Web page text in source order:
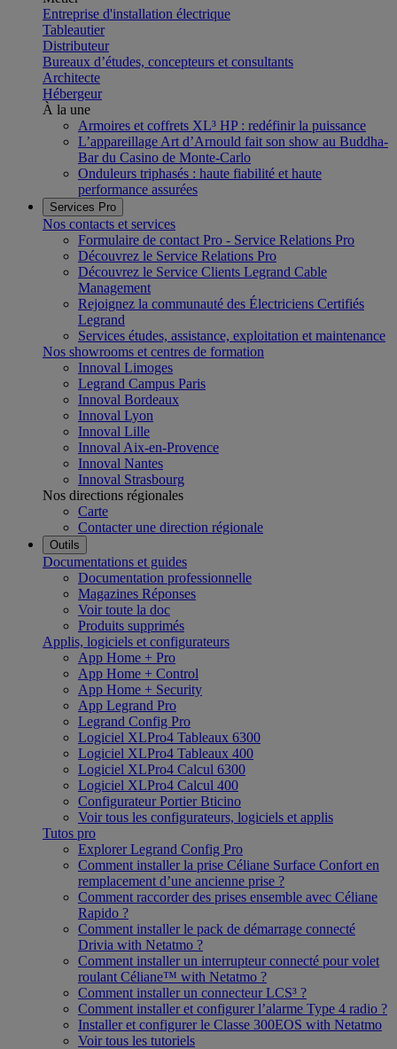
Entreprise d'installation électrique
Tableautier
Distributeur
Bureaux d’études, concepteurs et consultants
Architecte
Hébergeur
À la une
Armoires et coffrets XL³ HP : redéfinir la puissance
L’appareillage Art d’Arnould fait son show au Buddha-
Bar du Casino de Monte-Carlo
Onduleurs triphasés : haute fiabilité et haute
performance assurées
Services Pro
Nos contacts et services
Formulaire de contact Pro - Service Relations Pro
Découvrez le Service Relations Pro
Découvrez le Service Clients Legrand Cable
Management
Rejoignez la communauté des Électriciens Certifiés
Legrand
Services études, assistance, exploitation et maintenance
Nos showrooms et centres de formation
Innoval Limoges
Legrand Campus Paris
Innoval Bordeaux
Innoval Lyon
Innoval Lille
Innoval Aix-en-Provence
Innoval Nantes
Innoval Strasbourg
Nos directions régionales
Carte
Contacter une direction régionale
Outils
Documentations et guides
Documentation professionnelle
Magazines Réponses
Voir toute la doc
Produits supprimés
Applis, logiciels et configurateurs
App Home + Pro
App Home + Control
App Home + Security
App Legrand Pro
Legrand Config Pro
Logiciel XLPro4 Tableaux 6300
Logiciel XLPro4 Tableaux 400
Logiciel XLPro4 Calcul 6300
Logiciel XLPro4 Calcul 400
Configurateur Portier Bticino
Voir tous les configurateurs, logiciels et applis
Tutos pro
Explorer Legrand Config Pro
Comment installer la prise Céliane Surface Confort en
remplacement d’une ancienne prise ?
Comment raccorder des prises ensemble avec Céliane
Rapido ?
Comment installer le pack de démarrage connecté
Drivia with Netatmo ?
Comment installer un interrupteur connecté pour volet
roulant Céliane™ with Netatmo ?
Comment installer un connecteur LCS³ ?
Comment installer et configurer l’alarme Type 4 radio ?
Installer et configurer le Classe 300EOS with Netatmo
Voir tous les tutoriels